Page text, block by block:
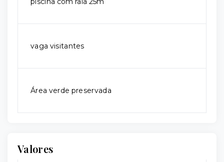
vaga visitantes
Área verde preservada
Valores